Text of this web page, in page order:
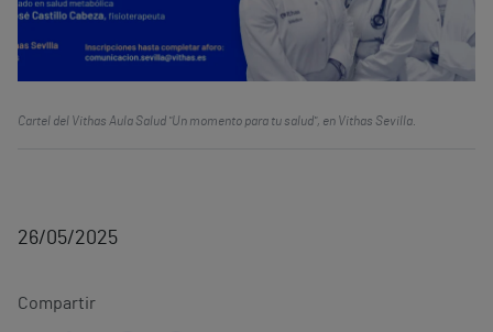
Cartel del Vithas Aula Salud "Un momento para tu salud", en Vithas Sevilla.
26/05/2025
Compartir